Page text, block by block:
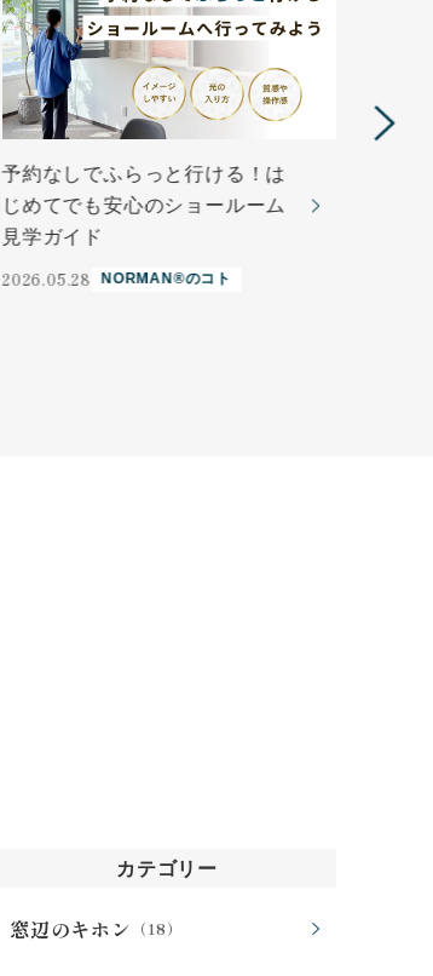
予約なしでふらっと行ける！は
じめてでも安心のショールーム
見学ガイド
2026.05.28 NORMAN®のコト
カテゴリー
窓辺のキホン （18）